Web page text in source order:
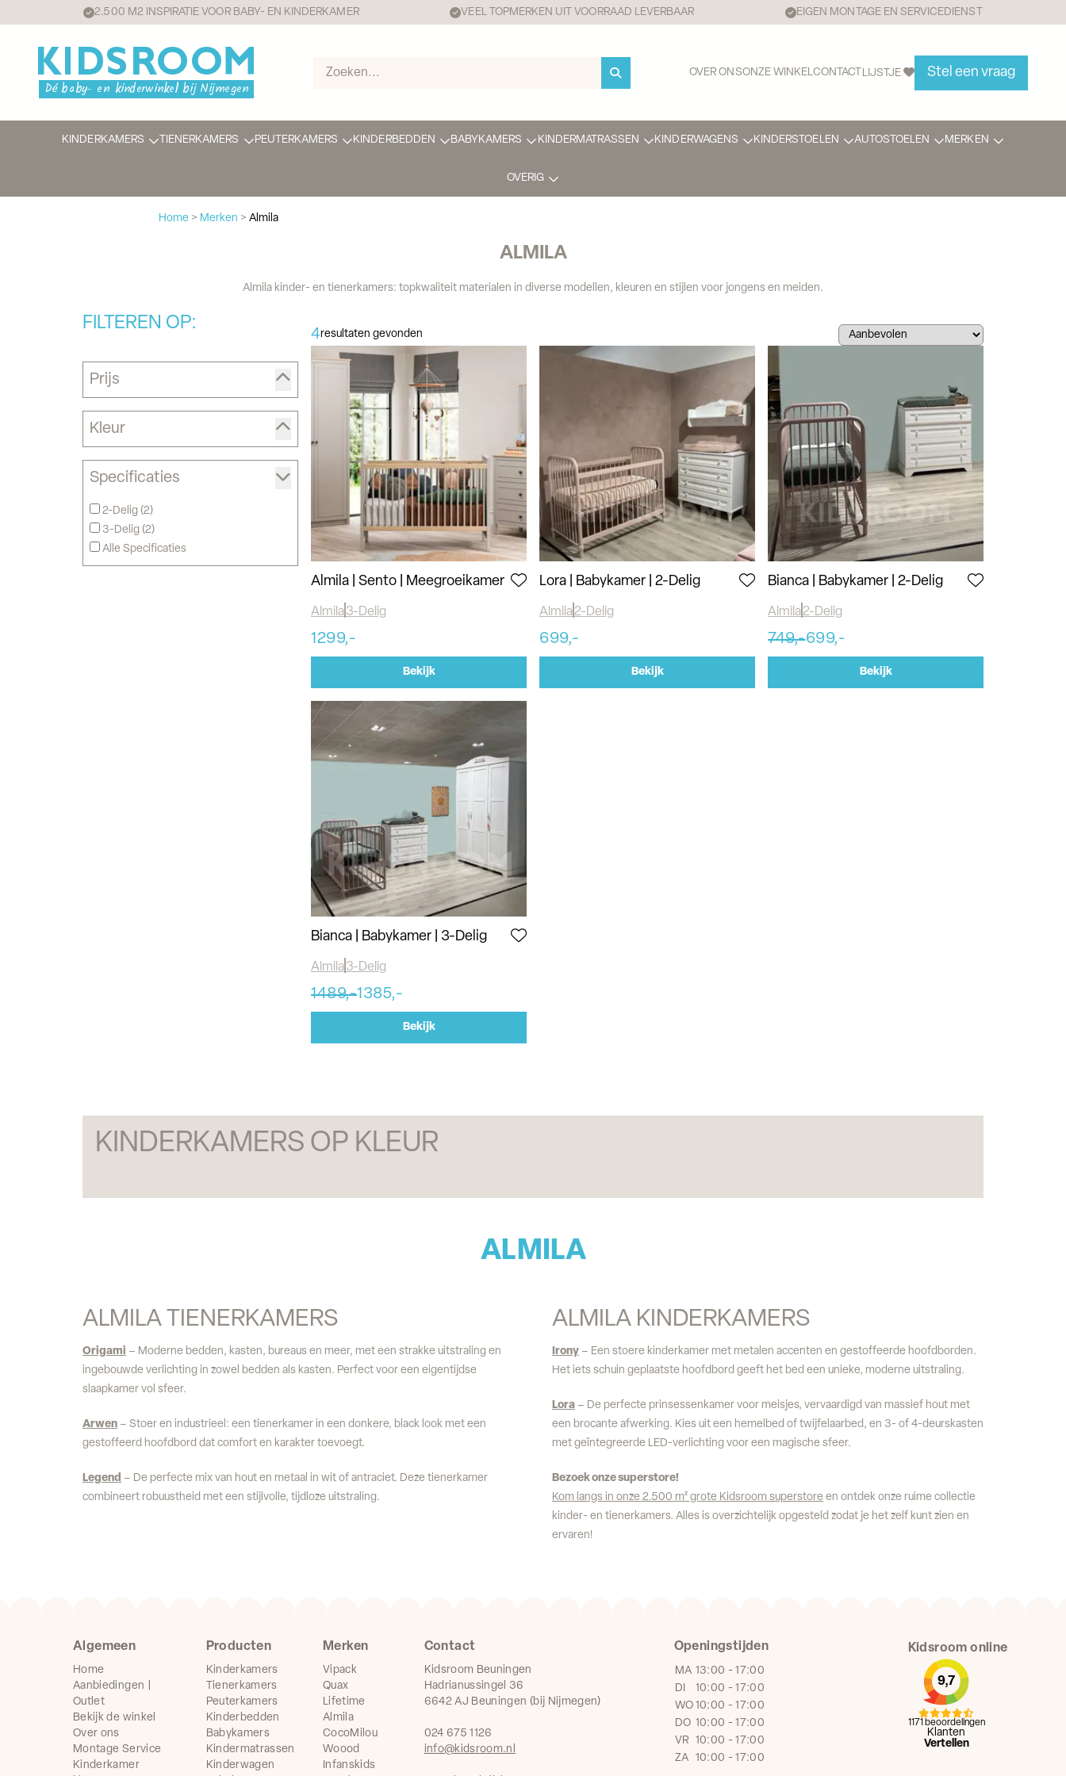
2.500 M2 INSPIRATIE VOOR BABY- EN KINDERKAMER VEEL TOPMERKEN UIT VOORRAAD LEVERBAAR EIGEN MONTAGE EN SERVICEDIENST
OVER ONSONZE WINKELCONTACT LIJSTJE Stel een vraag
KINDERKAMERS TIENERKAMERS PEUTERKAMERS KINDERBEDDEN BABYKAMERS KINDERMATRASSEN KINDERWAGENS KINDERSTOELEN AUTOSTOELEN MERKEN
OVERIG
Home > Merken > Almila
ALMILA
Almila kinder- en tienerkamers: topkwaliteit materialen in diverse modellen, kleuren en stijlen voor jongens en meiden.
FILTEREN OP:
Kleur
Specificaties
2-Delig (2)
3-Delig (2)
Alle Specificaties
Prijs
4resultaten gevonden
Almila | Sento | Meegroeikamer
Almila 3-Delig
1299,-
Bekijk
Lora | Babykamer | 2-Delig
Almila2-Delig
699,-
Bekijk
Bianca | Babykamer | 2-Delig
Almila2-Delig
749,-699,-
Bekijk
Bianca | Babykamer | 3-Delig
Almila 3-Delig
1489,-1385,-
Bekijk
KINDERKAMERS OP KLEUR
ALMILA
ALMILA TIENERKAMERS
Origami – Moderne bedden, kasten, bureaus en meer, met een strakke uitstraling en
ingebouwde verlichting in zowel bedden als kasten. Perfect voor een eigentijdse
slaapkamer vol sfeer.
Arwen – Stoer en industrieel: een tienerkamer in een donkere, black look met een
gestoffeerd hoofdbord dat comfort en karakter toevoegt.
Legend – De perfecte mix van hout en metaal in wit of antraciet. Deze tienerkamer
combineert robuustheid met een stijlvolle, tijdloze uitstraling.
ALMILA KINDERKAMERS
Irony – Een stoere kinderkamer met metalen accenten en gestoffeerde hoofdborden.
Het iets schuin geplaatste hoofdbord geeft het bed een unieke, moderne uitstraling.
Lora – De perfecte prinsessenkamer voor meisjes, vervaardigd van massief hout met
een brocante afwerking. Kies uit een hemelbed of twijfelaarbed, en 3- of 4-deurskasten
met geïntegreerde LED-verlichting voor een magische sfeer.
Bezoek onze superstore!
Kom langs in onze 2.500 m² grote Kidsroom superstore en ontdek onze ruime collectie
kinder- en tienerkamers. Alles is overzichtelijk opgesteld zodat je het zelf kunt zien en
ervaren!
Algemeen
Home
Aanbiedingen |
Outlet
Bekijk de winkel
Over ons
Montage Service
Kinderkamer
Producten
Kinderkamers
Tienerkamers
Peuterkamers
Kinderbedden
Babykamers
Kindermatrassen
Kinderwagen
Merken
Vipack
Quax
Lifetime
Almila
CocoMilou
Woood
Infanskids
Contact
Kidsroom Beuningen
Hadrianussingel 36
6642 AJ Beuningen (bij Nijmegen)
024 675 1126
info@kidsroom.nl
Openingstijden
MA 13:00 - 17:00
DI
10:00 - 17:00
WO 10:00 - 17:00
DO 10:00 - 17:00
VR 10:00 - 17:00
ZA 10:00 - 17:00
Kidsroom online
9,7
Klanten
Vertellen
1171 beoordelingen